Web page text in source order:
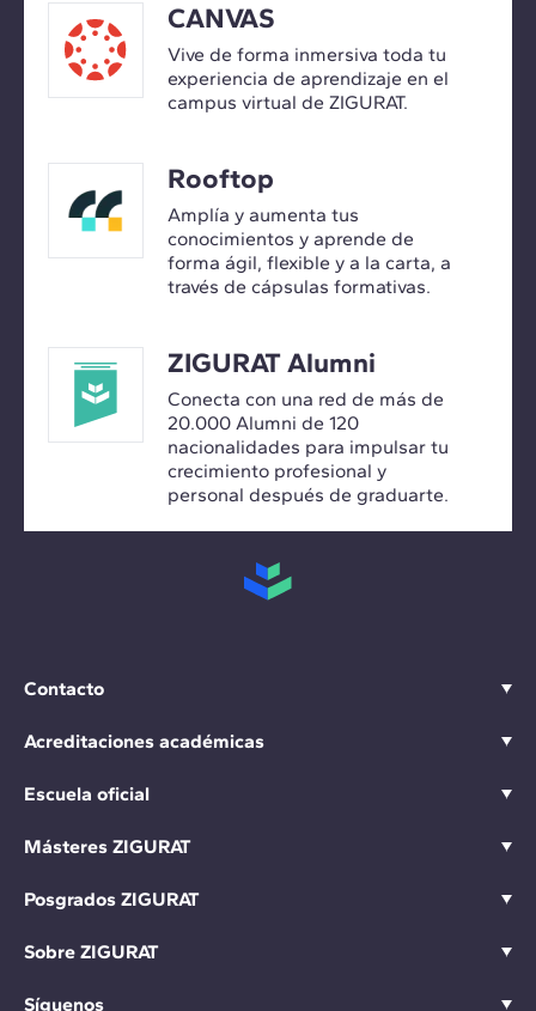
CANVAS
Vive de forma inmersiva toda tu
experiencia de aprendizaje en el
campus virtual de ZIGURAT.
Rooftop
Amplía y aumenta tus
conocimientos y aprende de
forma ágil, flexible y a la carta, a
través de cápsulas formativas.
ZIGURAT Alumni
Conecta con una red de más de
20.000 Alumni de 120
nacionalidades para impulsar tu
crecimiento profesional y
personal después de graduarte.
Contacto
Acreditaciones académicas
Escuela oficial
Másteres ZIGURAT
Posgrados ZIGURAT
Sobre ZIGURAT
Síguenos